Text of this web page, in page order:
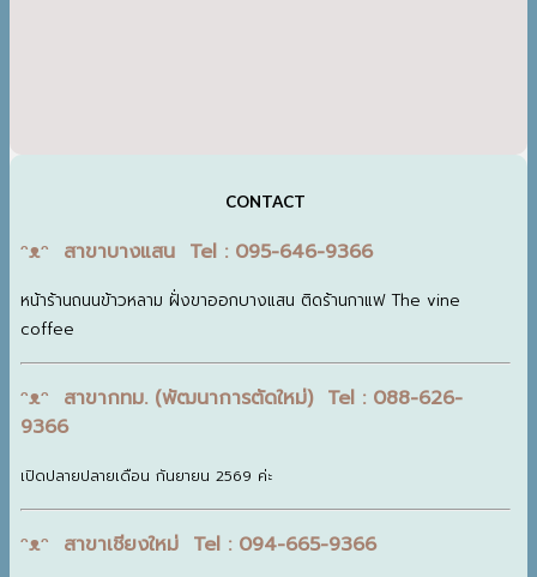
CONTACT
ᵔᴥᵔ สาขาบางแสน Tel : 095-646-9366
หน้าร้านถนนข้าวหลาม ฝั่งขาออกบางแสน ติดร้านกาแฟ The vine
coffee
ᵔᴥᵔ สาขากทม. (พัฒนาการตัดใหม่) Tel : 088-626-
9366
เปิดปลายปลายเดือน กันยายน 2569 ค่ะ
ᵔᴥᵔ สาขาเชียงใหม่ Tel : 094-665-9366